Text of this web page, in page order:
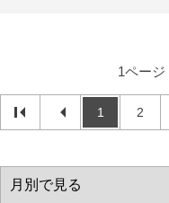
1ページ
1 2